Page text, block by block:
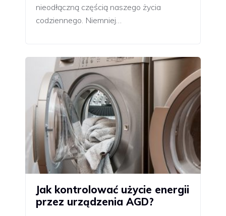
nieodłączną częścią naszego życia
codziennego. Niemniej…
Jak kontrolować użycie energii
przez urządzenia AGD?